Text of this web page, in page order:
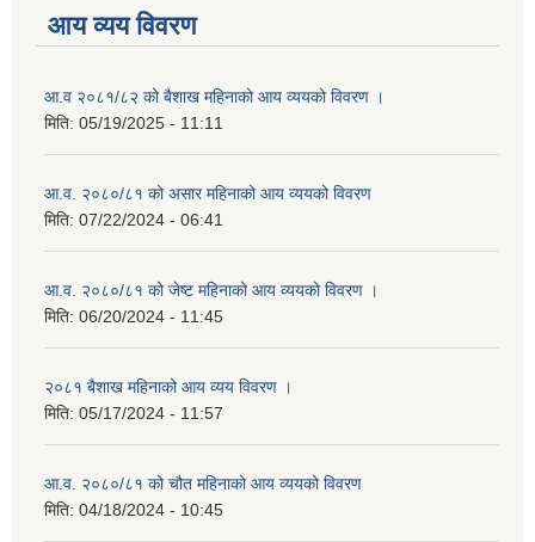
आय व्यय विवरण
आ.व २०८१/८२ को बैशाख महिनाको आय व्ययको विवरण ।
मिति: 05/19/2025 - 11:11
आ.व. २०८०/८१ को असार महिनाको आय व्ययको विवरण
मिति: 07/22/2024 - 06:41
आ.व. २०८०/८१ को जेष्ट महिनाको आय व्ययको विवरण ।
मिति: 06/20/2024 - 11:45
२०८१ बैशाख महिनाको आय व्यय विवरण ।
मिति: 05/17/2024 - 11:57
आ.व. २०८०/८१ को चौत महिनाको आय व्ययको विवरण
मिति: 04/18/2024 - 10:45